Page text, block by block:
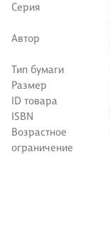
Серия
Автор
Тип бумаги
Размер
ID товара
ISBN
Возрастное
ограничение